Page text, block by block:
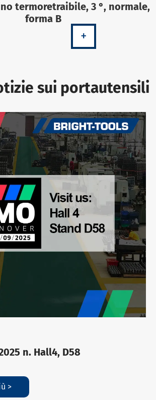
termoretraibile, 3 °, normale,
forma B
+
sui portautensili
n. Hall4, D58
>